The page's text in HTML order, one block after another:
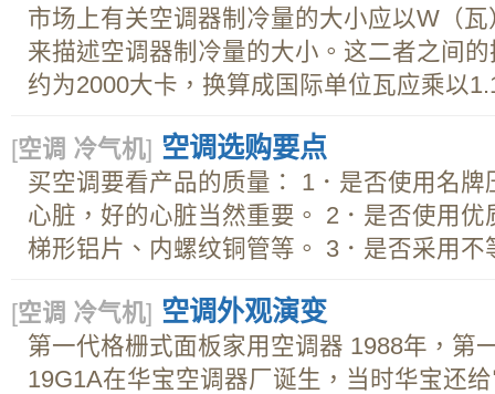
市场上有关空调器制冷量的大小应以W（
来描述空调器制冷量的大小。这二者之间
约为2000大卡，换算成国际单位瓦应乘以
[空调 冷气机] 空调选购要点
买空调要看产品的质量： 1．是否使用名
心脏，好的心脏当然重要。 2．是否使用
梯形铝片、内螺纹铜管等。 3．是否采用不
[空调 冷气机] 空调外观演变
第一代格栅式面板家用空调器 1988年，第
19G1A在华宝空调器厂诞生，当时华宝还